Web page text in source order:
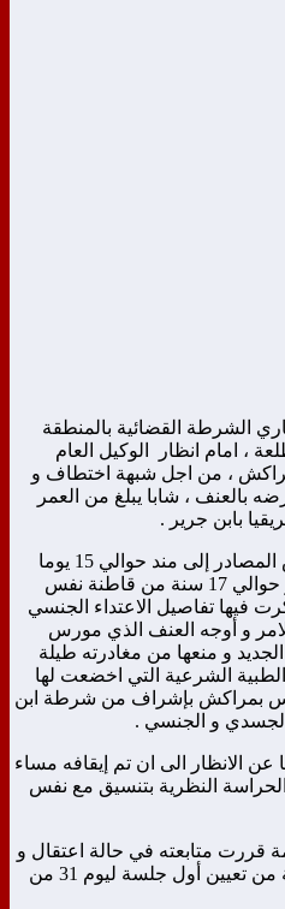
23 دجنبر الجاري الشرطة القضائية بالمنطقة
، امام انظار الوكيل العام
، من اجل شبهة اختطاف و
بالعنف ، شابا يبلغ من العمر
و تعود وقائع القضية حسب نفس المصادر إلى مند حوالي 15 يوما
حينما سجلت فتاة تبلغ من العمر حوالي 17 سنة من قاطنة نفس
فيها تفاصيل الاعتداء الجنسي
و أوجه العنف الذي مورس
و منعها من مغادرته طيلة
الطبية الشرعية التي اخضعت لها
بمراكش بإشراف من شرطة ابن
الجسدي و الجنسي .
عن الانظار الى ان تم إيقافه مساء
النظرية بتنسيق مع نفس
قررت متابعته في حالة اعتقال و
تم ايداعه السجن المحلي الاوداية من تعيين أول جلسة ليوم 31 من